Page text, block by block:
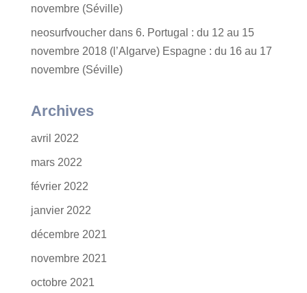
novembre (Séville)
neosurfvoucherdans 6. Portugal : du 12 au 15
novembre 2018 (l’Algarve) Espagne : du 16 au 17
novembre (Séville)
Archives
avril 2022
mars 2022
février 2022
janvier 2022
décembre 2021
novembre 2021
octobre 2021